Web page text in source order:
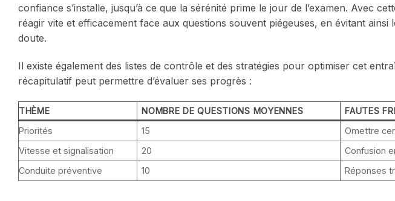
confiance s’installe, jusqu’à ce que la sérénité prime le jour de l’examen. Avec
réagir vite et efficacement face aux questions souvent piégeuses, en évitant
doute.
Il existe également des listes de contrôle et des stratégies pour optimiser cet
récapitulatif peut permettre d’évaluer ses progrès :
THÈME NOMBRE DE QUESTIONS MOYENNES FAUTES
Priorités
15 Omettre
Vitesse et signalisation
20 Confusion
Conduite préventive
10 Réponses